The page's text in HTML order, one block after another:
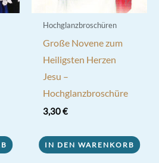
Hochglanzbroschüren
Große Novene zum
Heiligsten Herzen
Jesu –
Hochglanzbroschüre
3,30€
IN DEN WARENKORB